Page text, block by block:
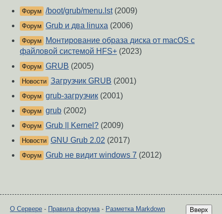
Форум /boot/grub/menu.lst(2009)
Форум Grub и два linuxa (2006)
Форум
Монтирование образа диска от macOS с
файловой системой HFS+ (2023)
Форум GRUB (2005)
Новости Загрузчик GRUB (2001)
Форум grub-загрузчик (2001)
Форум grub (2002)
Форум Grub || Kernel? (2009)
Новости GNU Grub 2.02 (2017)
Форум Grub не видит windows 7 (2012)
Вверх
О Сервере - Правила форума- Разметка Markdown